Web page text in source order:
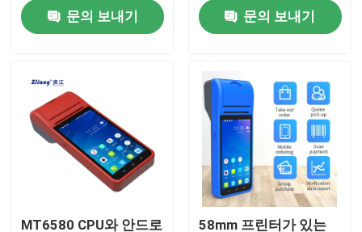
58 밀리미터 영수증 프린터
58 밀리미터 가지고 다닐 수 있는 작은 써멀 프린터
80mm 휴대용 미니 감열식 프린터
블루투스 써멀 프린터 58 밀리미터
문의 보내기
문의 보내기
MT6580 CPU와 안드로 58mm 프린터가 있는